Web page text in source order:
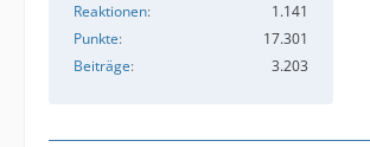
Reaktionen
1.141
Punkte
17.301
Beiträge
3.203